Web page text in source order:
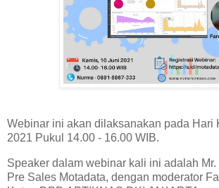
Webinar ini akan dilaksanakan pada Hari
2021 Pukul 14.00 - 16.00 WIB.
Speaker dalam webinar kali ini adalah
Pre Sales Motadata, dengan moderator